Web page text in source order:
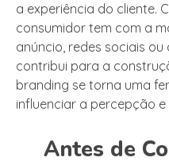
a experiência do cliente.
consumidor tem com a
anúncio, redes sociais
contribui para a
branding se torna uma
influenciar a percepção
Antes de